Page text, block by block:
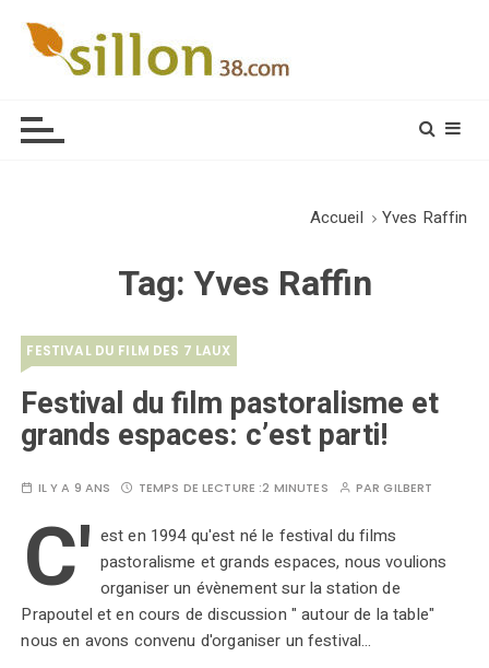
Accueil Yves Raffin
Tag:Yves Raffin
FESTIVAL DU FILM DES 7 LAUX
Festival du film pastoralisme et
grands espaces: c’est parti!
IL Y A 9 ANS TEMPS DE LECTURE :2 MINUTES PARGILBERT
C' est en 1994 qu'est né le festival du films
pastoralisme et grands espaces, nous voulions
organiser un évènement sur la station de
Prapoutel et en cours de discussion " autour de la table"
nous en avons convenu d'organiser un festival…